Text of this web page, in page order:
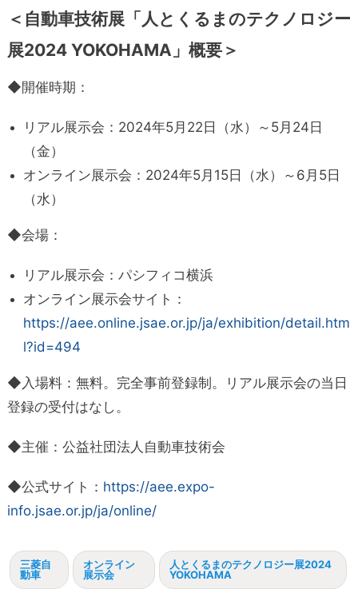
＜自動車技術展「人とくるまのテクノロジー
展2024 YOKOHAMA」概要＞
◆開催時期：
リアル展示会：2024年5月22日（水）～5月24日
（金）
オンライン展示会：2024年5月15日（水）～6月5日
（水）
◆会場：
リアル展示会：パシフィコ横浜
オンライン展示会サイト：
https://aee.online.jsae.or.jp/ja/exhibition/detail.htm
l?id=494
◆入場料：無料。完全事前登録制。リアル展示会の当日
登録の受付はなし。
◆主催：公益社団法人自動車技術会
◆公式サイト： https://aee.expo-
info.jsae.or.jp/ja/online/
三菱自
動車
オンライン
展示会
人とくるまのテクノロジー展2024
YOKOHAMA